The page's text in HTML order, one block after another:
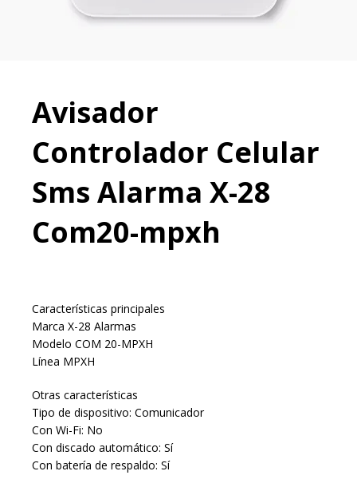
Avisador
Controlador Celular
Sms Alarma X-28
Com20-mpxh
Características principales
Marca X-28 Alarmas
Modelo COM 20-MPXH
Línea MPXH
Otras características
Tipo de dispositivo: Comunicador
Con Wi-Fi: No
Con discado automático: Sí
Con batería de respaldo: Sí